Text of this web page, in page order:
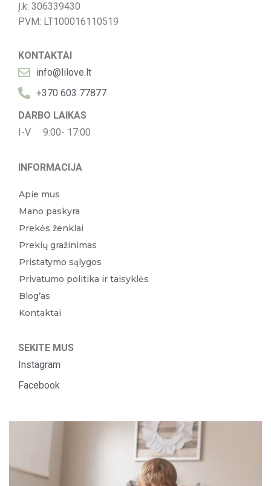
Į.k: 306339430
PVM: LT100016110519
KONTAKTAI
info@lilove.lt
+370 603 77877
DARBO LAIKAS
I-V 9:00- 17:00
INFORMACIJA
Apie mus
Mano paskyra
Prekės ženklai
Prekių gražinimas
Pristatymo sąlygos
Privatumo politika ir taisyklės
Blog’as
Kontaktai
SEKITE MUS
Instagram
Facebook